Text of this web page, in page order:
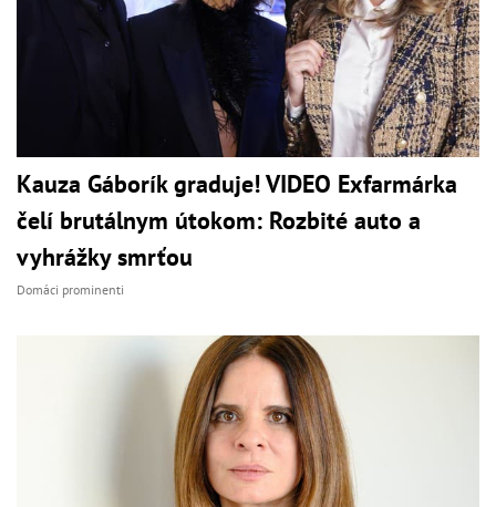
Kauza Gáborík graduje! VIDEO Exfarmárka
čelí brutálnym útokom: Rozbité auto a
vyhrážky smrťou
Domáci prominenti